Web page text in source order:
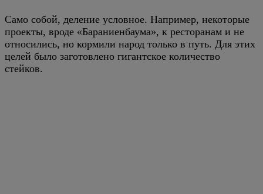
Само собой, деление условное. Например, некоторые
проекты, вроде «Бараниенбаума», к ресторанам и не
относились, но кормили народ только в путь. Для этих
целей было заготовлено гигантское количество
стейков.